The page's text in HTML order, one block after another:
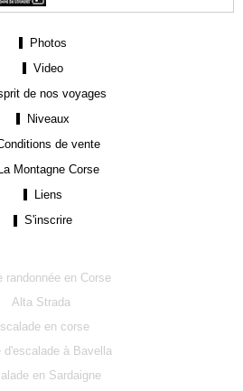
Photos
Video
de nos voyages
Niveaux
de vente
La Montagne Corse
Liens
S'inscrire
randonnée en Corse
Alta Strada
en corse
d'escalade à Bavella
en Sardaigne